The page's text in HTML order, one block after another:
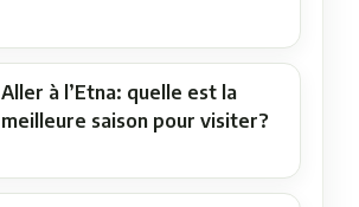
Aller à l’Etna: quelle est la
meilleure saison pour visiter?